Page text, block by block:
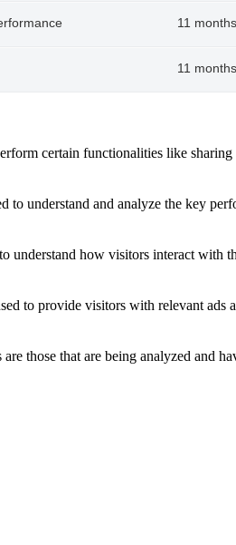
11 months
11 months
certain functionalities like
to understand and analyze the key
understand how visitors interact with
to provide visitors with relevant
those that are being analyzed and